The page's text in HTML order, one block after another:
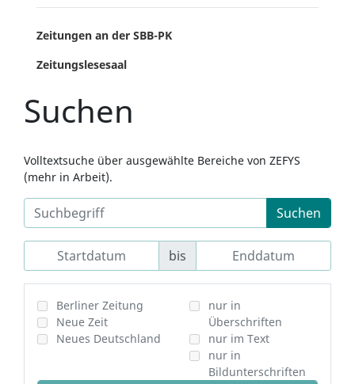
Zeitungen an der SBB-PK
Zeitungslesesaal
Suchen
Volltextsuche über ausgewählte Bereiche von ZEFYS
(mehr in Arbeit).
Suchen
bis
Berliner Zeitung
Neue Zeit
Neues Deutschland
nur in
Überschriften
nur im Text
nur in
Bildunterschriften